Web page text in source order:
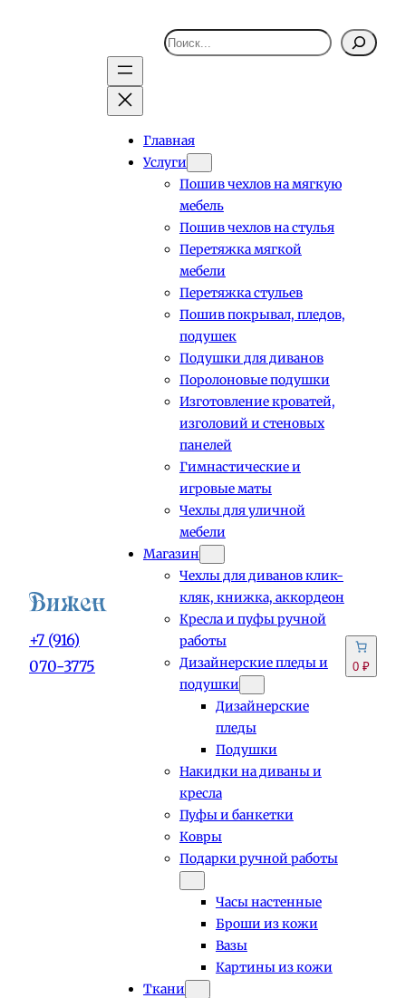
+7 (916)
070-3775
Поиск
Главная
Услуги
Пошив чехлов на мягкую
мебель
Пошив чехлов на стулья
Перетяжка мягкой
мебели
Перетяжка стульев
Пошив покрывал, пледов,
подушек
Подушки для диванов
Поролоновые подушки
Изготовление кроватей,
изголовий и стеновых
панелей
Гимнастические и
игровые маты
Чехлы для уличной
мебели
Магазин
Чехлы для диванов клик-
кляк, книжка, аккордеон
Кресла и пуфы ручной
работы
Дизайнерские пледы и
подушки
Дизайнерские
пледы
Подушки
Накидки на диваны и
кресла
Пуфы и банкетки
Ковры
Подарки ручной работы
Часы настенные
Броши из кожи
Вазы
Картины из кожи
Ткани
0 ₽